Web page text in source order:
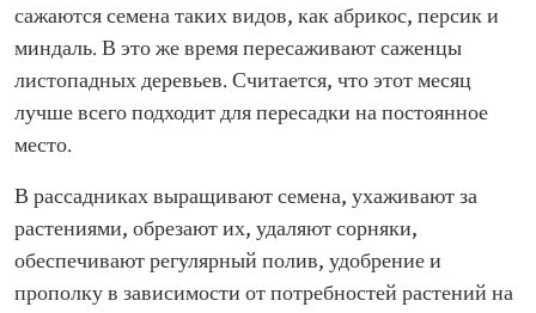
сажаются семена таких видов, как абрикос, персик и
миндаль. В это же время пересаживают саженцы
листопадных деревьев. Считается, что этот месяц
лучше всего подходит для пересадки на постоянное
место.
В рассадниках выращивают семена, ухаживают за
растениями, обрезают их, удаляют сорняки,
обеспечивают регулярный полив, удобрение и
прополку в зависимости от потребностей растений на